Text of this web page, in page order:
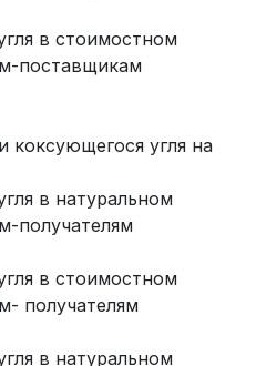
в стоимостном
поставщикам
коксующегося угля на
в натуральном
получателям
в стоимостном
получателям
в натуральном